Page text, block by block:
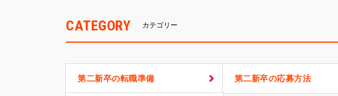
CATEGORY カテゴリー
第二新卒の転職準備 第二新卒の応募方法